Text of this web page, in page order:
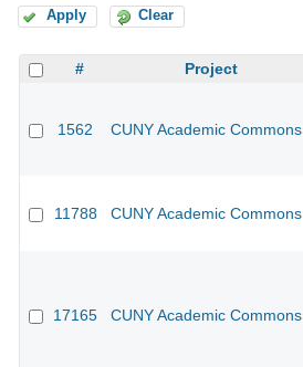
Apply Clear
# Project
1562 CUNY Academic Commons
11788 CUNY Academic Commons
17165 CUNY Academic Commons